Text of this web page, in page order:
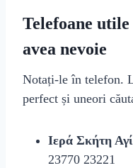
Telefoane
avea nevoie
Notați-le în telefon.
perfect și uneori
Iερά Σκήτη
23770 23221